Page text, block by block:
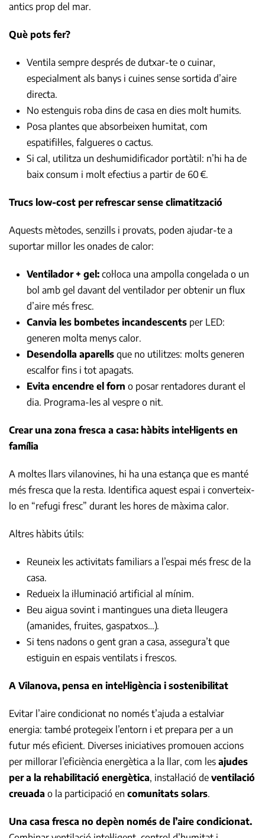
antics prop del mar.
Què pots fer?
Ventila sempre després de dutxar-te o cuinar,
especialment als banys i cuines sense sortida d’aire
directa.
No estenguis roba dins de casa en dies molt humits.
Posa plantes que absorbeixen humitat, com
espatifil·les, falgueres o cactus.
Si cal, utilitza un deshumidificador portàtil: n’hi ha de
baix consum i molt efectius a partir de 60 €.
Trucs low-cost per refrescar sense climatització
Aquests mètodes, senzills i provats, poden ajudar-te a
suportar millor les onades de calor:
Ventilador + gel: col·loca una ampolla congelada o un
bol amb gel davant del ventilador per obtenir un flux
d’aire més fresc.
Canvia les bombetes incandescents per LED:
generen molta menys calor.
Desendolla aparells que no utilitzes: molts generen
escalfor fins i tot apagats.
Evita encendre el forn o posar rentadores durant el
dia. Programa-les al vespre o nit.
Crear una zona fresca a casa: hàbits intel·ligents en
família
A moltes llars vilanovines, hi ha una estança que es manté
més fresca que la resta. Identifica aquest espai i converteix-
lo en “refugi fresc” durant les hores de màxima calor.
Altres hàbits útils:
Reuneix les activitats familiars a l’espai més fresc de la
casa.
Redueix la il·luminació artificial al mínim.
Beu aigua sovint i mantingues una dieta lleugera
(amanides, fruites, gaspatxos…).
Si tens nadons o gent gran a casa, assegura’t que
estiguin en espais ventilats i frescos.
A Vilanova, pensa en intel·ligència i sostenibilitat
Evitar l’aire condicionat no només t’ajuda a estalviar
energia: també protegeix l’entorn i et prepara per a un
futur més eficient. Diverses iniciatives promouen accions
per millorar l’eficiència energètica a la llar, com les ajudes
per a la rehabilitació energètica, instal·lació de ventilació
creuada o la participació en comunitats solars.
Una casa fresca no depèn només de l’aire condicionat.